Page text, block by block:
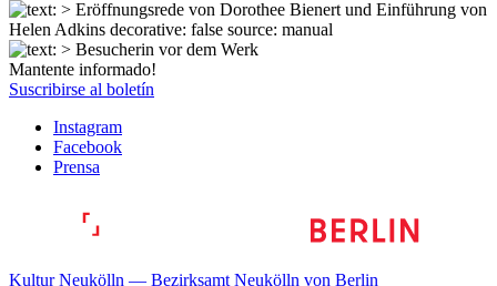
Mantente informado!
Suscribirse al boletín
Instagram
Facebook
Prensa
Kultur Neukölln — Bezirksamt Neukölln von Berlin